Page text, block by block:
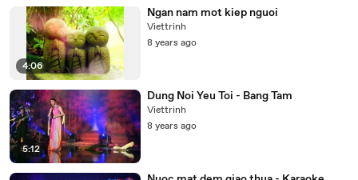
4:06
Ngan nam mot kiep nguoi
Viettrinh
8 years ago
5:12
Dung Noi Yeu Toi - Bang Tam
Viettrinh
8 years ago